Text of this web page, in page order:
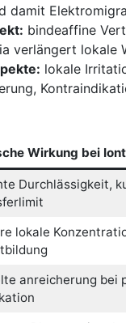
damit
bindeaffine
verlängert lokale
lokale
Wirkung bei
Durchlässigkeit,
lokale
anreicherung bei